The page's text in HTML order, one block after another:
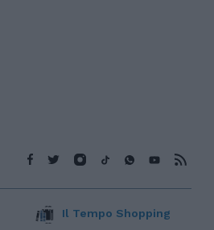
Il Tempo Shopping